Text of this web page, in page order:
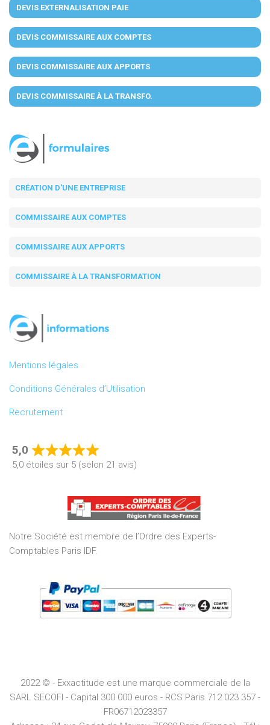
DEVIS EXTERNALISATION PAIE
DEVIS COMMISSAIRE AUX COMPTES
DEVIS COMMISSAIRE AUX APPORTS
DEVIS COMMISSAIRE À LA TRANSFO.
CRÉATION D'UNE ENTREPRISE
COMMISSAIRE AUX COMPTES
COMMISSAIRE AUX APPORTS
COMMISSAIRE À LA TRANSFORMATION
Mentions légales
Conditions Générales d’Utilisation
Recrutement
5,0
Rated
5,0
of
5
5,0 étoiles sur 5 (selon 21 avis)
Notre Société est membre de l’Ordre des Experts-
Comptables Paris IDF.
2022 © - Exxactitude est une marque commerciale de la
SARL SECOFI - Capital 300 000 euros - RCS Paris 712 023 357 -
FR06712023357